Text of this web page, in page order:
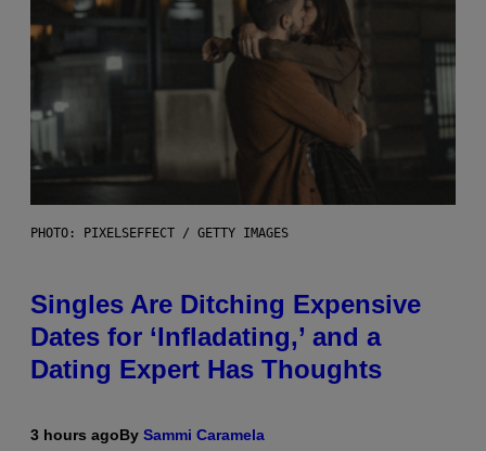
PHOTO: PIXELSEFFECT / GETTY IMAGES
Singles Are Ditching Expensive
Dates for ‘Infladating,’ and a
Dating Expert Has Thoughts
3 hours agoBy Sammi Caramela